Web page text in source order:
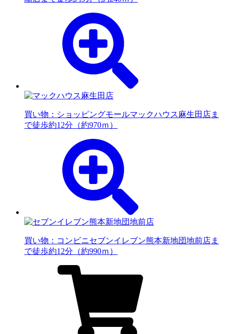
買い物：ショッピングモールマックハウス麻生田店ま
で徒歩約12分（約970ｍ）
買い物：コンビニセブンイレブン熊本新地団地前店ま
で徒歩約12分（約990ｍ）